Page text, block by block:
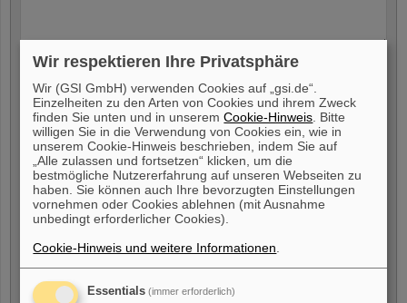
Meine Verfügbarkeit
Ich bin verfügbar ab *
Freiwillige Angabe
Wir respektieren Ihre Privatsphäre
Wir (GSI GmbH) verwenden Cookies auf „gsi.de“.
Einzelheiten zu den Arten von Cookies und ihrem Zweck
finden Sie unten und in unseremCookie-Hinweis . Bitte
willigen Sie in die Verwendung von Cookies ein, wie in
unserem Cookie-Hinweis beschrieben, indem Sie auf
„Alle zulassen und fortsetzen“ klicken, um die
bestmögliche Nutzererfahrung auf unseren Webseiten zu
haben. Sie können auch Ihre bevorzugten Einstellungen
vornehmen oder Cookies ablehnen (mit Ausnahme
unbedingt erforderlicher Cookies).
Cookie-Hinweis und weitere Informationen
Essentials (immer erforderlich)